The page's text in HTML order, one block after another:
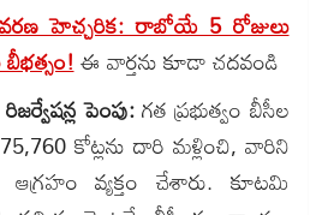
హెచ్చరిక: రాబోయే 5 రోజులు
బీభత్సం!ఈ వార్తను కూడా చదవండి
పెంపు:గత ప్రభుత్వం బీసీల
కోట్లను దారి మళ్లించి, వారిని
వ్యక్తం చేశారు. కూటమి